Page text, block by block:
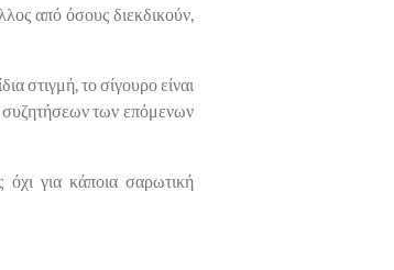
από όσους διεκδικούν,
στιγμή, το σίγουρο είναι
συζητήσεων των επόμενων
για κάποια σαρωτική